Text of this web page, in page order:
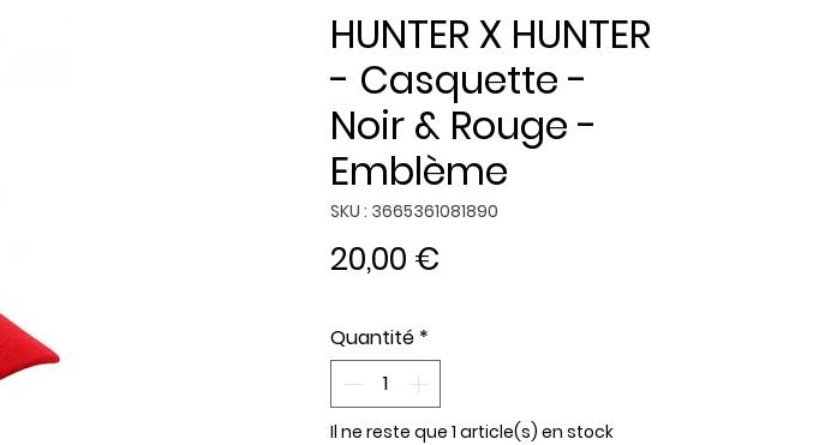
HUNTER X HUNTER
- Casquette -
Noir & Rouge -
Emblème
SKU : 3665361081890
20,00 €
Quantité *
Il ne reste que 1 article(s) en stock